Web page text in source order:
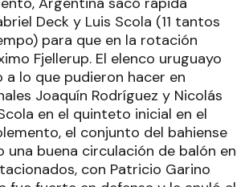
Deck y Luis Scola (11 tantos
para que en la rotación
Fjellerup. El elenco uruguayo
lo que pudieron hacer en
Joaquín Rodríguez y Nicolás
en el quinteto inicial en el
el conjunto del bahiense
una buena circulación de balón en
con Patricio Garino